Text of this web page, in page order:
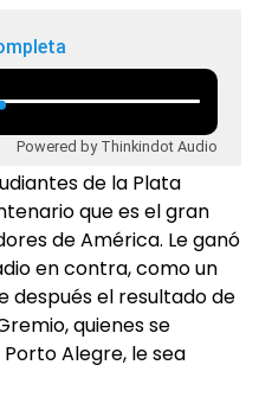
Powered by Thinkindot Audio
de la Plata
que es el gran
de América. Le ganó
en contra, como un
después el resultado de
quienes se
Alegre, le sea